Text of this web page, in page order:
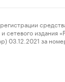
издания
03.12.2021 за